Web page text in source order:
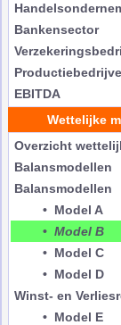
Bankensector
EBITDA
Wettelijke
Overzicht
Balansmodellen
Balansmodellen
• Model A
• Model B
• Model C
• Model D
Winst- en
• Model E